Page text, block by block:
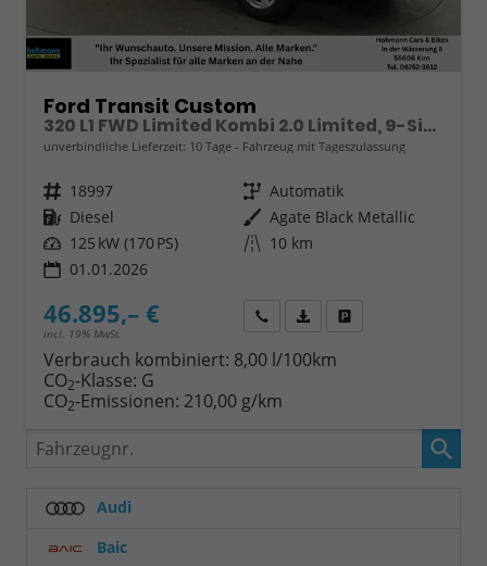
Ford Transit Custom
320 L1 FWD Limited Kombi 2.0 Limited, 9-Sitzer, Navi, FS-beheizbar, Side, Kamera, 4 J.-Garantie
unverbindliche Lieferzeit: 10 Tage Fahrzeug mit Tageszulassung
Fahrzeugnr. 18997 Getriebe Automatik
Kraftstoff Diesel Außenfarbe Agate Black Metallic
Leistung 125 kW (170 PS) Kilometerstand 10 km
01.01.2026
46.895,– €
incl. 19% MwSt.
Wir rufen Sie anFahrzeugexposé (PDF)
Verbrauch kombiniert: 8,00 l/100km
CO2-Klasse: G
CO2-Emissionen: 210,00 g/km
Fahrzeugnr.
Audi
Baic